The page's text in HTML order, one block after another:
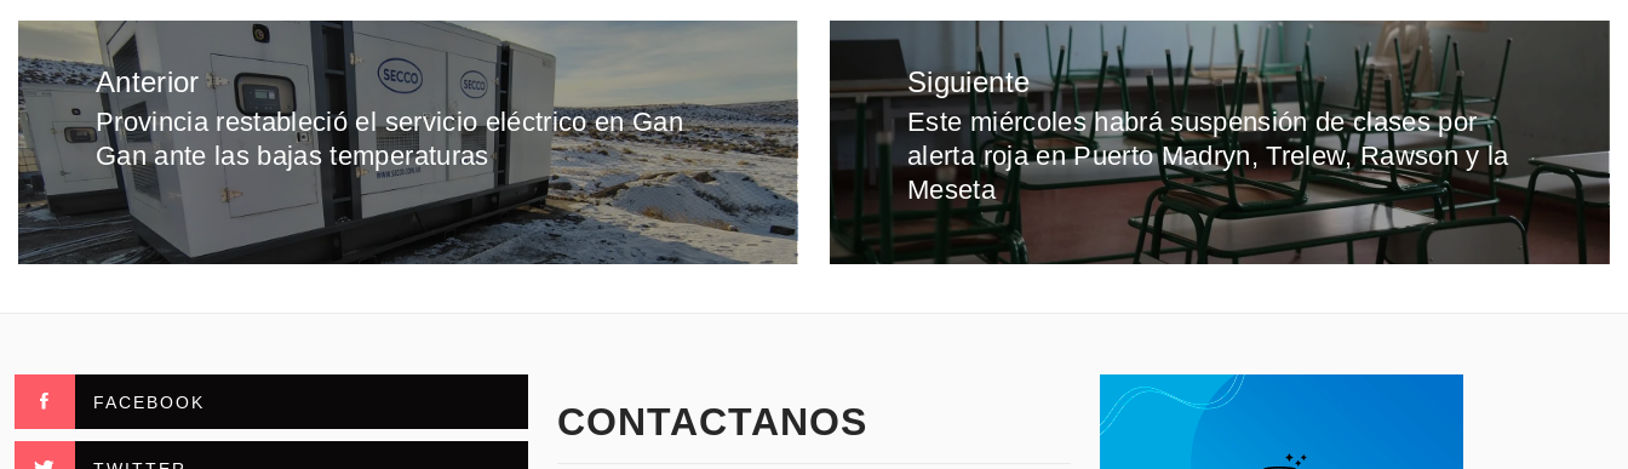
Navegación
de
entradas
Anterior
Entrada
anterior:
Provincia restableció el servicio eléctrico en Gan
Gan ante las bajas temperaturas
Siguiente
Entrada
siguiente:
Este miércoles habrá suspensión de clases por
alerta roja en Puerto Madryn, Trelew, Rawson y la
Meseta
FACEBOOK CONTACTANOS